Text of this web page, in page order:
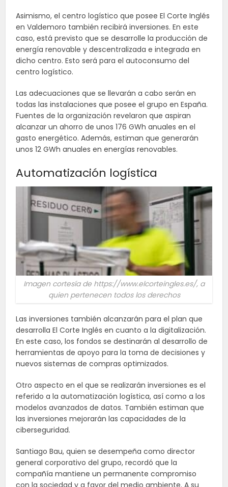
Asimismo, el centro logístico que posee El Corte Inglés
en Valdemoro también recibirá inversiones. En este
caso, está previsto que se desarrolle la producción de
energía renovable y descentralizada e integrada en
dicho centro. Esto será para el autoconsumo del
centro logístico.
Las adecuaciones que se llevarán a cabo serán en
todas las instalaciones que posee el grupo en España.
Fuentes de la organización revelaron que aspiran
alcanzar un ahorro de unos 176 GWh anuales en el
gasto energético. Además, estiman que generarán
unos 12 GWh anuales en energías renovables.
Automatización logística
Imagen cortesía de https://www.elcorteingles.es/, a
quien pertenecen todos los derechos
Las inversiones también alcanzarán para el plan que
desarrolla El Corte Inglés en cuanto a la digitalización.
En este caso, los fondos se destinarán al desarrollo de
herramientas de apoyo para la toma de decisiones y
nuevos sistemas de compras optimizados.
Otro aspecto en el que se realizarán inversiones es el
referido a la automatización logística, así como a los
modelos avanzados de datos. También estiman que
las inversiones mejorarán las capacidades de la
ciberseguridad.
Santiago Bau, quien se desempeña como director
general corporativo del grupo, recordó que la
compañía mantiene un permanente compromiso
con la sociedad y a favor del medio ambiente. A su